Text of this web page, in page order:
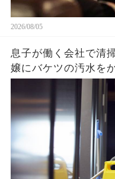
2026/08/05
息子が働く会社で清
嬢にバケツの汚水を
され→クビを覚悟で
「ずっと探してまし